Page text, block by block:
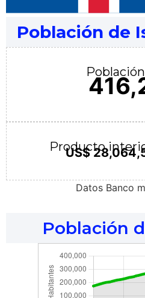
Población de
Producto
US$
Datos Banco
Población